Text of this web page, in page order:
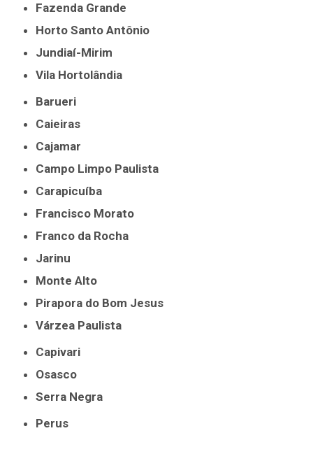
Fazenda Grande
Horto Santo Antônio
Jundiaí-Mirim
Vila Hortolândia
Barueri
Caieiras
Cajamar
Campo Limpo Paulista
Carapicuíba
Francisco Morato
Franco da Rocha
Jarinu
Monte Alto
Pirapora do Bom Jesus
Várzea Paulista
Capivari
Osasco
Serra Negra
Perus